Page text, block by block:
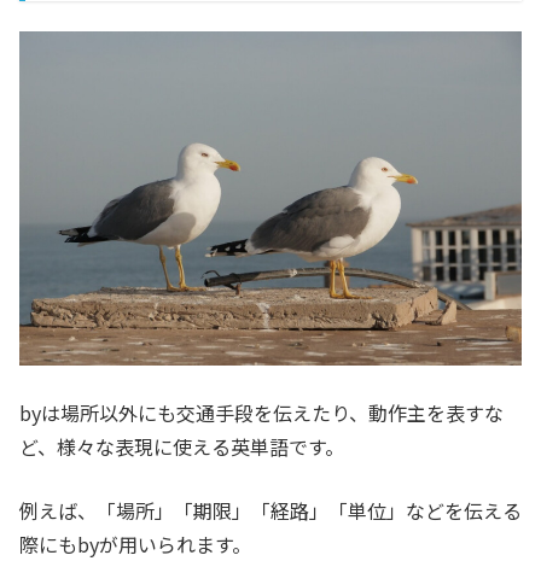
byは場所以外にも交通手段を伝えたり、動作主を表すな
ど、様々な表現に使える英単語です。
例えば、「場所」「期限」「経路」「単位」などを伝える
際にもbyが用いられます。